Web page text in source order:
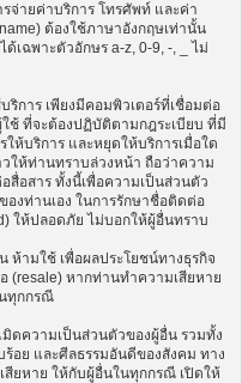
จ่ายค่าบริการ โทรศัพท์ และค่า
ต้องใช้ภาษาอังกฤษเท่านั้น
เฉพาะตัวอักษร a-z, 0-9, -, _ ไม่
การ เพียงมีคอมพิวเตอร์ที่เชื่อมต่อ
ช้ ที่จะต้องปฏิบัติตามกฎระเบียบ ที่มี
ห้บริการ และหยุดให้บริการเมื่อใด
ให้ท่านทราบล่วงหน้า ถือว่าความ
สื่อสาร ทั้งนี้เพื่อความเป็นส่วนตัว
งท่านเอง ในการรักษาชื่อติดต่อ
ให้ปลอดภัย ไม่บอกให้ผู้อื่นทราบ
ห้ามใช้ เพื่อผลประโยชน์ทางธุรกิจ
(resale) หากท่านทำความเสียหาย
ทุกกรณี
มิดความเป็นส่วนตัวของผู้อื่น รวมทั้ง
อย และศีลธรรมอันดีของสังคม ทาง
ยหาย ให้กับผู้อื่นในทุกกรณี เปิดให้